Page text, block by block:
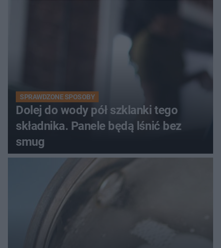
SPRAWDZONE SPOSOBY
Dolej do wody pół szklanki tego
składnika. Panele będą lśnić bez
smug